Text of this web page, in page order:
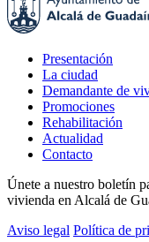
Presentación
La ciudad
Demandante de
Promociones
Rehabilitación
Actualidad
Contacto
Únete a nuestro boletín
vivienda en Alcalá de
Aviso legal Política de